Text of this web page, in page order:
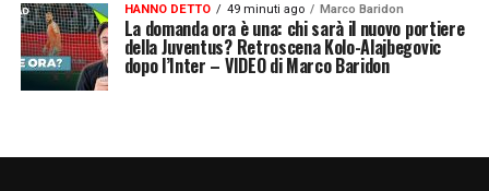
HANNO DETTO 49 minuti ago Marco Baridon
La domanda ora è una: chi sarà il nuovo portiere
della Juventus? Retroscena Kolo-Alajbegovic
dopo l’Inter – VIDEO di Marco Baridon